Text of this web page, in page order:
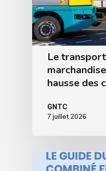
Le
hausse des
GNTC
7 juillet 2026